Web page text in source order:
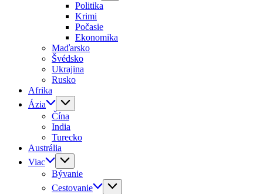
Politika
Krimi
Počasie
Ekonomika
Maďarsko
Švédsko
Ukrajina
Rusko
Afrika
Ázia
Čína
India
Turecko
Austrália
Viac
Bývanie
Cestovanie